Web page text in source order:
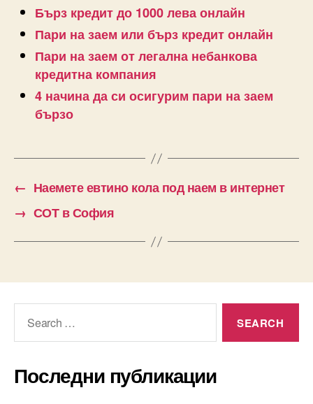
Бърз кредит до 1000 лева онлайн
Пари на заем или бърз кредит онлайн
Пари на заем от легална небанкова
кредитна компания
4 начина да си осигурим пари на заем
бързо
← Наемете евтино кола под наем в интернет
→ СОТ в София
Последни публикации